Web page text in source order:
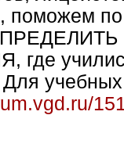
поможем
учебных